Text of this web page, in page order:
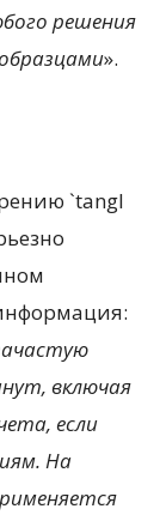
решения
».
`tangl
включая
если
На